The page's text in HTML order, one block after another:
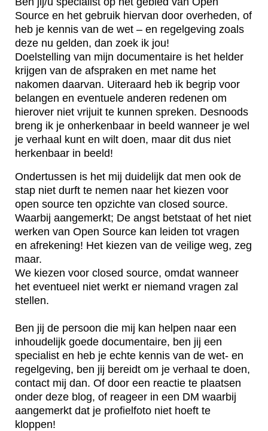
Source en het gebruik hiervan door overheden, of
heb je kennis van de wet – en regelgeving zoals
deze nu gelden, dan zoek ik jou!
Doelstelling van mijn documentaire is het helder
krijgen van de afspraken en met name het
nakomen daarvan. Uiteraard heb ik begrip voor
belangen en eventuele anderen redenen om
hierover niet vrijuit te kunnen spreken. Desnoods
breng ik je onherkenbaar in beeld wanneer je wel
je verhaal kunt en wilt doen, maar dit dus niet
herkenbaar in beeld!
Ondertussen is het mij duidelijk dat men ook de
stap niet durft te nemen naar het kiezen voor
open source ten opzichte van closed source.
Waarbij aangemerkt; De angst betstaat of het niet
werken van Open Source kan leiden tot vragen
en afrekening! Het kiezen van de veilige weg, zeg
maar.
We kiezen voor closed source, omdat wanneer
het eventueel niet werkt er niemand vragen zal
stellen.
Ben jij de persoon die mij kan helpen naar een
inhoudelijk goede documentaire, ben jij een
specialist en heb je echte kennis van de wet- en
regelgeving, ben jij bereidt om je verhaal te doen,
contact mij dan. Of door een reactie te plaatsen
onder deze blog, of reageer in een DM waarbij
aangemerkt dat je profielfoto niet hoeft te
kloppen!